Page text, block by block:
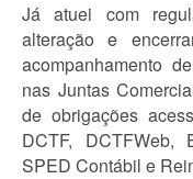
Já atuei com
alteração e
acompanhamento
nas Juntas
de obrigações
DCTF, DCTFWeb,
SPED Contábil e